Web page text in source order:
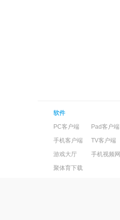
软件
PC客户端
Pad客户端
手机客户端
TV客户端
游戏大厅
手机视频网
聚体育下载